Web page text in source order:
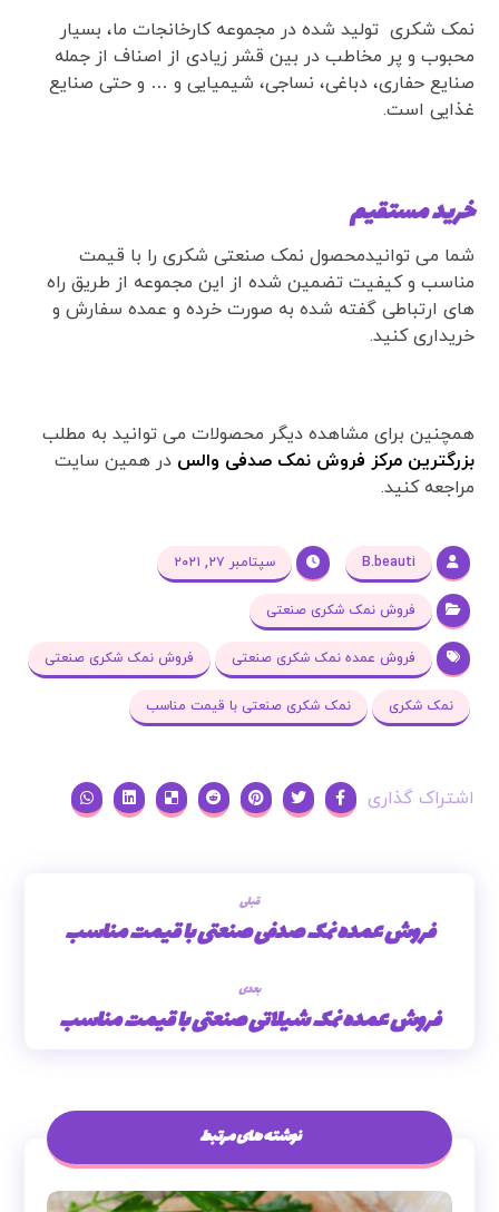
نمک شکری تولید شده در مجموعه کارخانجات ما، بسیار
محبوب و پر مخاطب در بین قشر زیادی از اصناف از جمله
صنایع حفاری، دباغی، نساجی، شیمیایی و … و حتی صنایع
غذایی است.
خرید مستقیم
شما می توانیدمحصول نمک صنعتی شکری را با قیمت
مناسب و کیفیت تضمین شده از این مجموعه از طریق راه
های ارتباطی گفته شده به صورت خرده و عمده سفارش و
خریداری کنید.
همچنین برای مشاهده دیگر محصولات می توانید به مطلب
بزرگترین مرکز فروش نمک صدفی والسدر همین سایت
مراجعه کنید.
B.beauti سپتامبر ۲۷, ۲۰۲۱
فروش نمک شکری صنعتی
فروش عمده نمک شکری صنعتی فروش نمک شکری صنعتی
نمک شکری نمک شکری صنعتی با قیمت مناسب
قبلی
فروش عمده نمک صدفی صنعتی با قیمت مناسب
بعدی
فروش عمده نمک شیلاتی صنعتی با قیمت مناسب
نوشته های مرتبط